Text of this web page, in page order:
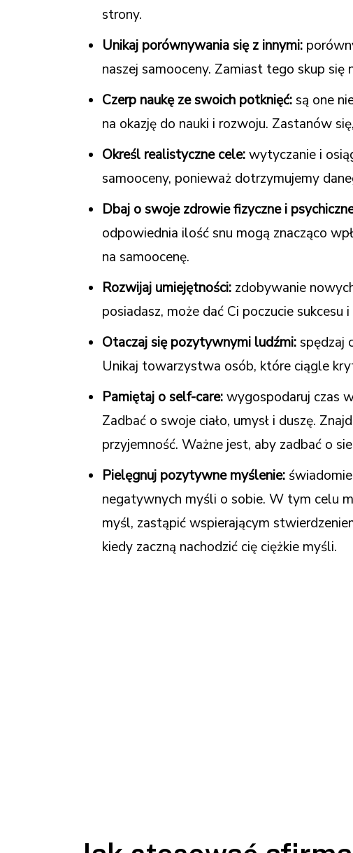
strony.
Unikaj porównywania się z innymi:
naszej samooceny. Zamiast tego skup się
Czerp naukę ze swoich potknięć:są one
na okazję do nauki i rozwoju. Zastanów
Określ realistyczne cele:wytyczanie i
samooceny, ponieważ dotrzymujemy
Dbaj o swoje zdrowie fizyczne i
odpowiednia ilość snu mogą znacząco
na samoocenę.
Rozwijaj umiejętności: zdobywanie
posiadasz, może dać Ci poczucie sukcesu
Otaczaj się pozytywnymi ludźmi:spędzaj
Unikaj towarzystwa osób, które ciągle
Pamiętaj o self-care:wygospodaruj czas
Zadbać o swoje ciało, umysł i duszę.
przyjemność. Ważne jest, aby zadbać o
Pielęgnuj pozytywne myślenie:
negatywnych myśli o sobie. W tym celu
myśl, zastąpić wspierającym
kiedy zaczną nachodzić cię ciężkie myśli.